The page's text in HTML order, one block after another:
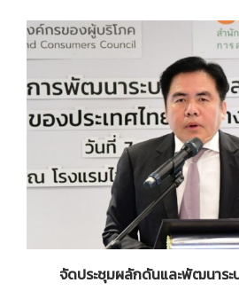
จัดประชุมผลักดันและพัฒนาระ